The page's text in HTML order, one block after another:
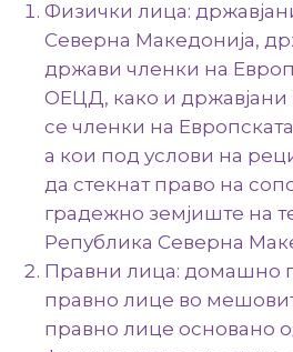
Физички лица:
Северна Македонија,
држави членки на
ОЕЦД, како и
се членки на
а кои под услови на
да стекнат право на
градежно земјиште на
Република Северна
Правни лица: домашно
правно лице во
правно лице основано